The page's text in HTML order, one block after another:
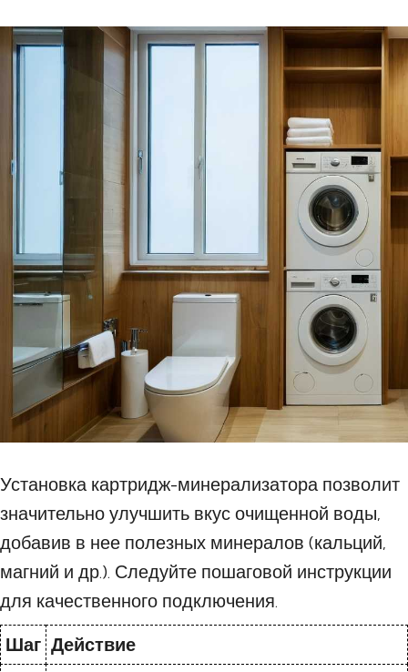
Установка картридж-минерализатора позволит
значительно улучшить вкус очищенной воды,
добавив в нее полезных минералов (кальций,
магний и др.). Следуйте пошаговой инструкции
для качественного подключения.
Шаг Действие